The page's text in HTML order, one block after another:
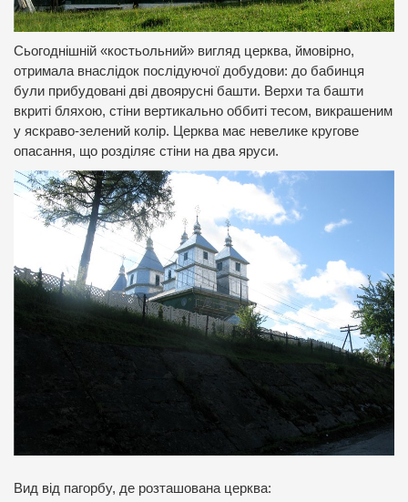
Сьогоднішній «костьольний» вигляд церква, ймовірно,
отримала внаслідок послідуючої добудови: до бабинця
були прибудовані дві двоярусні башти. Верхи та башти
вкриті бляхою, стіни вертикально оббиті тесом, викрашеним
у яскраво-зелений колір. Церква має невелике кругове
опасання, що розділяє стіни на два яруси.
Вид від пагорбу, де розташована церква: